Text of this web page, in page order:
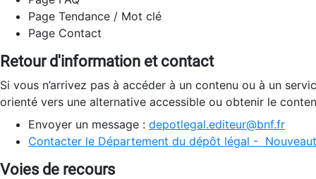
Page Tendance / Mot clé
Page Contact
Retour d'information et contact
Si vous n’arrivez pas à accéder à un contenu ou à un
orienté vers une alternative accessible ou obtenir le
Envoyer un message : depotlegal.editeur@bnf.fr
Contacter le Département du dépôt légal -
Voies de recours